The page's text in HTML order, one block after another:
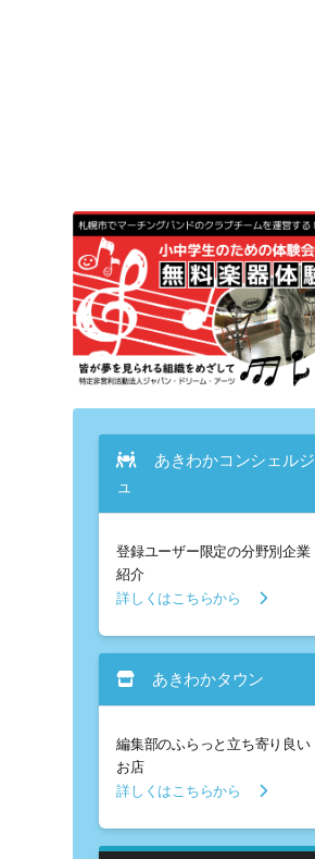
あきわかコンシェルジ
ュ
登録ユーザー限定の分野別企業
紹介
詳しくはこちらから
あきわかタウン
編集部のふらっと立ち寄り良い
お店
詳しくはこちらから